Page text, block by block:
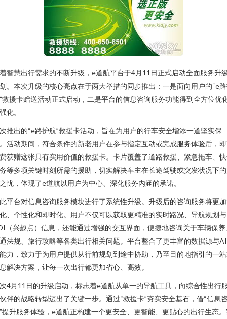
智慧出行需求的不断升级，e道航平台于4月11日正式启动全面服务升
。本次升级的核心亮点在于两大举措的同步推出：一是面向用户的“e
救援卡赠送活动正式启动，二是平台的信息咨询服务功能得到全方位优
化。
推出的“e路护航”救援卡活动，旨在为用户的行车安全增添一道坚实保
活动期间，符合条件的新老用户在参与指定互动或完成服务体验后，
获赠这张具有实用价值的救援卡。卡片覆盖了道路救援、紧急拖车、
等多项关键时刻所需的援助，切实解决车主在长途驾驶或突发状况下
忧，体现了e道航以用户为中心、深化服务内涵的承诺。
平台对信息咨询服务模块进行了系统性升级。升级后的咨询服务将更
、个性化和即时化。用户不仅可以获取更精准的实时路况、导航规划与
（兴趣点）信息，还能通过增强的交互界面，便捷地咨询关于车辆保养
法规、旅行攻略等各类出行相关问题。平台整合了更丰富的数据源与
力，致力于为用户提供从行前规划到途中协助，乃至目的地指引的一
解决方案，让每一次出行都更加省心、高效。
4月11日的升级启动，标志着e道航从单一的导航工具，向综合性出行
伴的战略转型迈出了关键一步。通过“救援卡”夯实安全基石，借“信息
提升服务体验，e道航正构建一个更安全、更智能、更贴心的出行生态